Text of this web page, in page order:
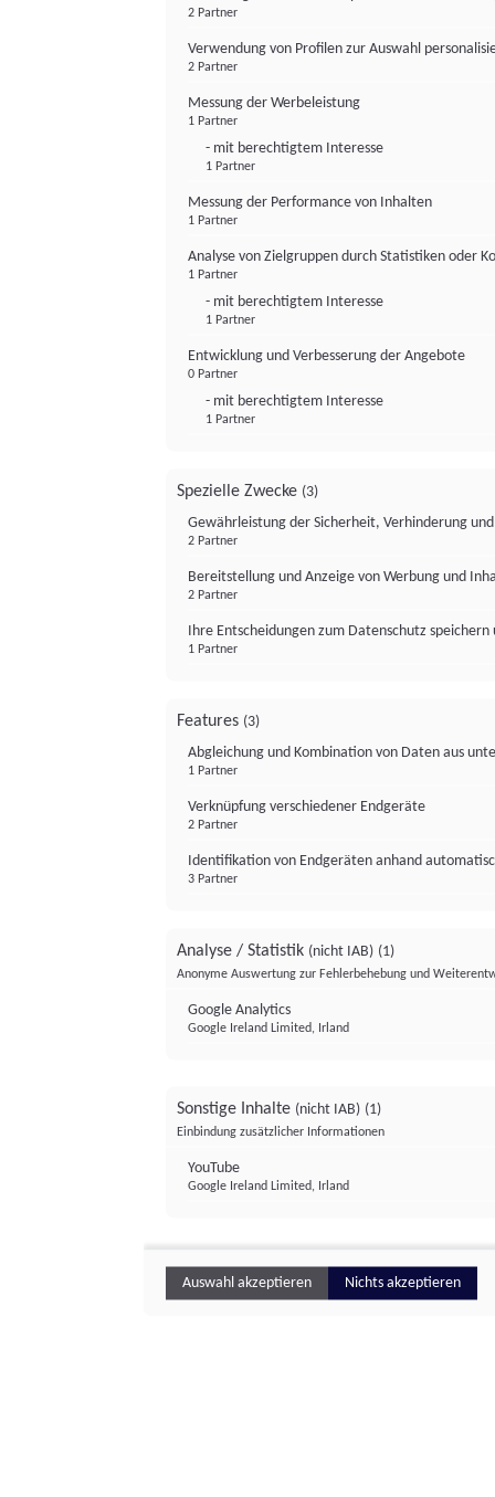
2 Partner
Verwendung von Profilen zur Auswahl
2 Partner
Messung der Werbeleistung
1 Partner
- mit berechtigtem Interesse
1 Partner
Messung der Performance von Inhalten
1 Partner
Analyse von Zielgruppen durch Statistiken oder
1 Partner
- mit berechtigtem Interesse
1 Partner
Entwicklung und Verbesserung der Angebote
0 Partner
- mit berechtigtem Interesse
1 Partner
Spezielle Zwecke (3)
Gewährleistung der Sicherheit, Verhinderung
2 Partner
Bereitstellung und Anzeige von Werbung und
2 Partner
Ihre Entscheidungen zum Datenschutz
1 Partner
Features (3)
Abgleichung und Kombination von Daten aus
1 Partner
Verknüpfung verschiedener Endgeräte
2 Partner
Identifikation von Endgeräten anhand
3 Partner
Analyse / Statistik (nicht IAB) (1)
Anonyme Auswertung zur Fehlerbehebung und
Google Analytics
Google Ireland Limited, Irland
Sonstige Inhalte (nicht IAB) (1)
Einbindung zusätzlicher Informationen
YouTube
Google Ireland Limited, Irland
Auswahl akzeptieren Nichts akzeptieren